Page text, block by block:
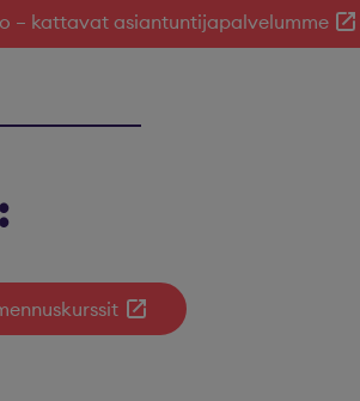
– kattavat asiantuntijapalvelumme